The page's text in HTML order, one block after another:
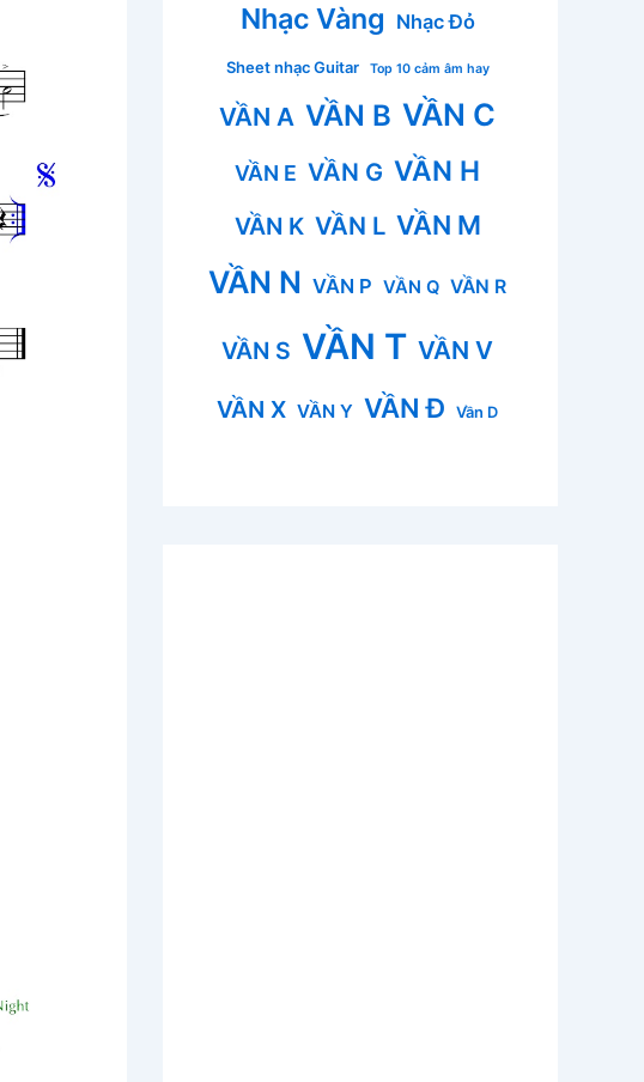
Nhạc Vàng Nhạc Đỏ
Sheet nhạc Guitar Top 10 cảm âm hay
VẦN A VẦN B VẦN C
VẦN E VẦN G VẦN H
VẦN K VẦN L VẦN M
VẦN N VẦN P VẦN Q VẦN R
VẦN S VẦN T VẦN V
VẦN X VẦN Y VẦN Đ Vần D